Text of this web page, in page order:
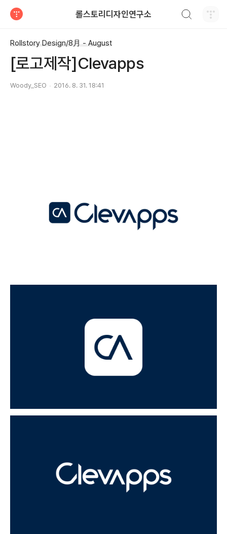
롤스토리디자인연구소
Rollstory Design/8月 - August
[로고제작]Clevapps
Woody_SEO 2016. 8. 31. 18:41